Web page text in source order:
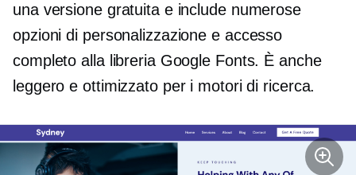
una versione gratuita e include numerose
opzioni di personalizzazione e accesso
completo alla libreria Google Fonts. È anche
leggero e ottimizzato per i motori di ricerca.